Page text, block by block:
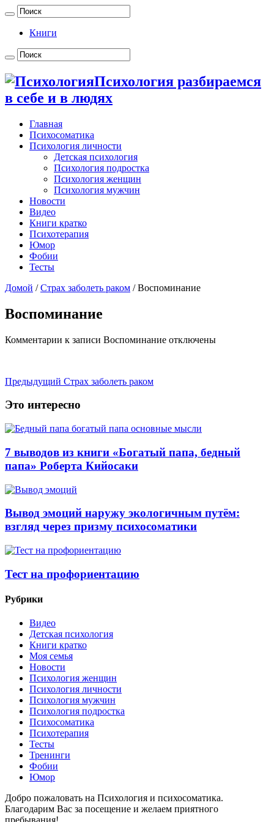
Книги
Психология разбираемся
в себе и в людях
Главная
Психосоматика
Психология личности
Детская психология
Психология подростка
Психология женщин
Психология мужчин
Новости
Видео
Книги кратко
Психотерапия
Юмор
Фобии
Тесты
Домой / Страх заболеть раком / Воспоминание
Воспоминание
Комментарии к записи Воспоминание отключены
Предыдущий Страх заболеть раком
Это интересно
7 выводов из книги «Богатый папа, бедный
папа» Роберта Кийосаки
Вывод эмоций наружу экологичным путём:
взгляд через призму психосоматики
Тест на профориентацию
Рубрики
Видео
Детская психология
Книги кратко
Моя семья
Новости
Психология женщин
Психология личности
Психология мужчин
Психология подростка
Психосоматика
Психотерапия
Тесты
Тренинги
Фобии
Юмор
Добро пожаловать на Психология и психосоматика.
Благодарим Вас за посещение и желаем приятного